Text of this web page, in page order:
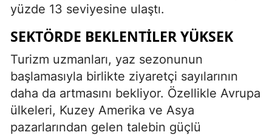
yüzde 13 seviyesine ulaştı.
SEKTÖRDE BEKLENTILER YÜKSEK
Turizm uzmanları, yaz sezonunun
başlamasıyla birlikte ziyaretçi sayılarının
daha da artmasını bekliyor. Özellikle Avrupa
ülkeleri, Kuzey Amerika ve Asya
pazarlarından gelen talebin güçlü